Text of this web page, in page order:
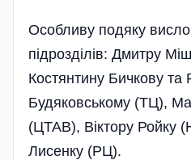
Особливу подяку
підрозділів: Дмитру
Костянтину Бичкову та
Будяковському (ТЦ),
(ЦТАВ), Віктору Ройку
Лисенку (РЦ).